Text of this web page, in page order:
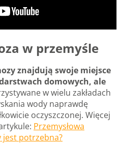
w przemyśle
znajdują swoje miejsce
domowych, ale
w wielu zakładach
wody naprawdę
oczyszczonej. Więcej
Przemysłowa
jest potrzebna?